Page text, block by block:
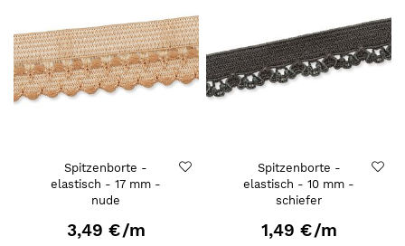
Spitzenborte -
elastisch - 17 mm -
nude
3,49 €/m
Spitzenborte -
elastisch - 10 mm -
schiefer
1,49 €/m